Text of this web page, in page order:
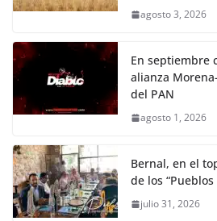
agosto 3, 2026
En septiembre
alianza
del PAN
agosto 1, 2026
Bernal, en el
de los “Pueblos
julio 31, 2026